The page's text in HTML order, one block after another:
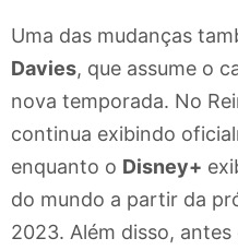
Uma das mudanças
Davies, que assume o
nova temporada. No
continua exibindo
enquanto o Disney+
do mundo a partir da
2023. Além disso,